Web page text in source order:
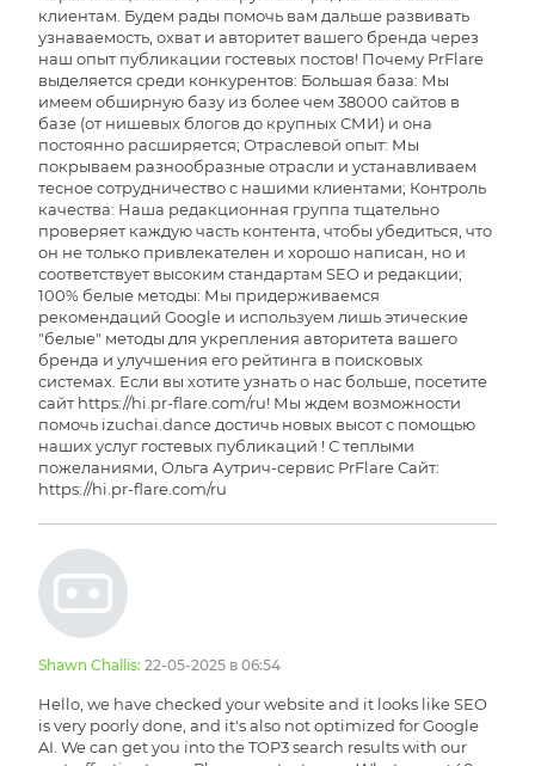
клиентам. Будем рады помочь вам дальше развивать
узнаваемость, охват и авторитет вашего бренда через
наш опыт публикации гостевых постов! Почему PrFlare
выделяется среди конкурентов: Большая база: Мы
имеем обширную базу из более чем 38000 сайтов в
базе (от нишевых блогов до крупных СМИ) и она
постоянно расширяется; Отраслевой опыт: Мы
покрываем разнообразные отрасли и устанавливаем
тесное сотрудничество с нашими клиентами; Контроль
качества: Наша редакционная группа тщательно
проверяет каждую часть контента, чтобы убедиться, что
он не только привлекателен и хорошо написан, но и
соответствует высоким стандартам SEO и редакции;
100% белые методы: Мы придерживаемся
рекомендаций Google и используем лишь этические
"белые" методы для укрепления авторитета вашего
бренда и улучшения его рейтинга в поисковых
системах. Если вы хотите узнать о нас больше, посетите
сайт https://hi.pr-flare.com/ru! Мы ждем возможности
помочь izuchai.dance достичь новых высот с помощью
наших услуг гостевых публикаций ! С теплыми
пожеланиями, Ольга Аутрич-сервис PrFlare Сайт:
https://hi.pr-flare.com/ru
Shawn Challis: 22-05-2025 в 06:54
Hello, we have checked your website and it looks like SEO
is very poorly done, and it's also not optimized for Google
AI. We can get you into the TOP3 search results with our